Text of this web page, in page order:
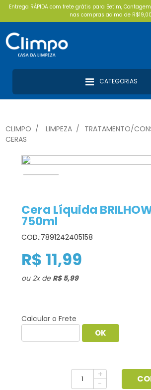
Entrega RÁPIDA com frete grátis para Betim,
nas compras acima de
CATEGORIAS
CLIMPO LIMPEZA
TRATAMENTO/
CERAS
Cera Líquida
750ml
COD.:7891242405158
R$ 11,99
ou 2xde R$ 5,99
Calcular o Frete
+
-